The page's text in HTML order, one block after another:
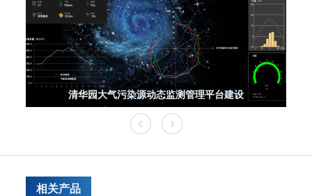
清华园大气污染源动态监测管理平台建设
相关产品